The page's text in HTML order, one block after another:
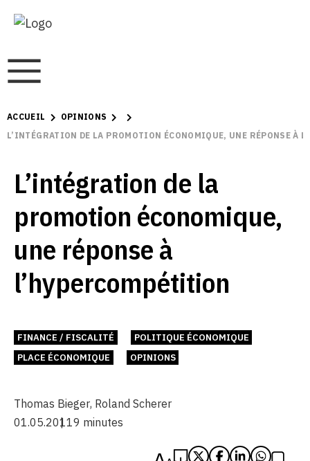
ACCUEIL
OPINIONS
L’INTÉGRATION DE LA PROMOTION ÉCONOMIQUE, UNE RÉPONSE À
L’intégration de la
promotion économique,
une réponse à
l’hypercompétition
FINANCE / FISCALITÉ
POLITIQUE ÉCONOMIQUE
PLACE ÉCONOMIQUE
OPINIONS
Thomas Bieger, Roland Scherer
01.05.20119 minutes